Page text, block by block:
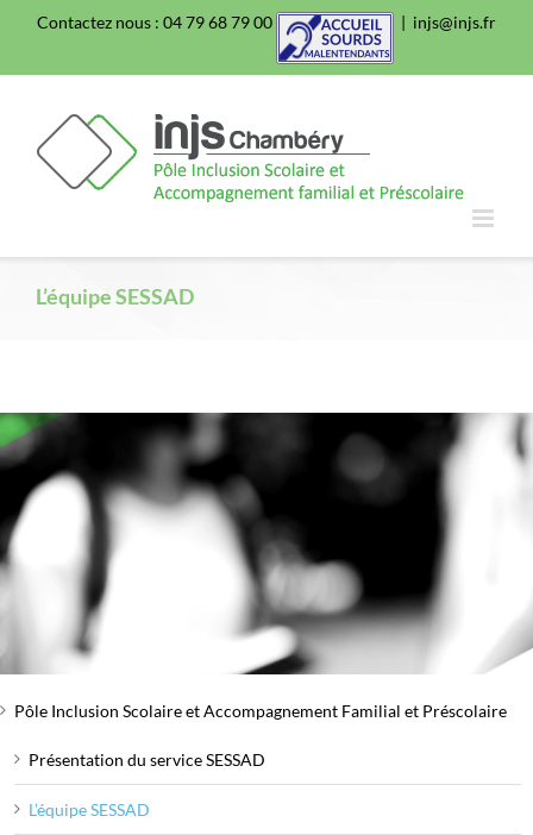
Contactez nous : 04 79 68 79 00 | injs@injs.fr
L’équipe SESSAD
Pôle Inclusion Scolaire et Accompagnement Familial et Préscolaire
Présentation du service SESSAD
L’équipe SESSAD